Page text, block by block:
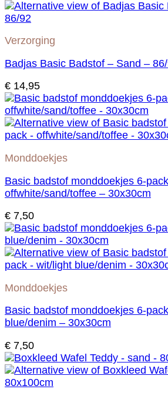
Verzorging
Badjas Basic Badstof – Sand –
€ 14,95
Monddoekjes
Basic badstof monddoekjes 6-
offwhite/sand/toffee – 30x30cm
€ 7,50
Monddoekjes
Basic badstof monddoekjes 6-
blue/denim – 30x30cm
€ 7,50